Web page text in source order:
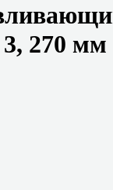
270 мм